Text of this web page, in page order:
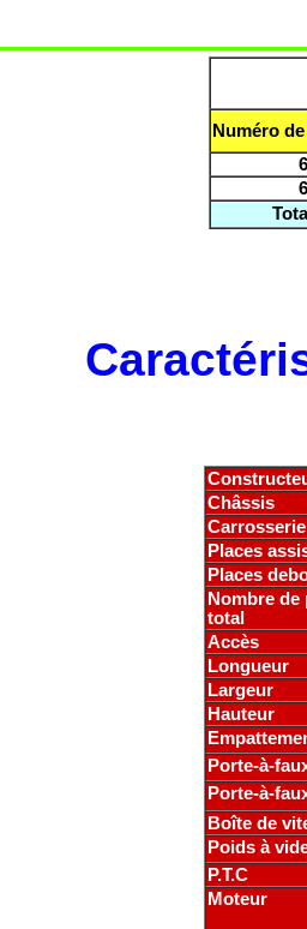
Numéro
Châssis
Carrosserie
Places
Places
Nombre de
total
Accès
Longueur
Largeur
Hauteur
Porte-à-
Porte-à-
Boîte de
Poids à
P.T.C
Moteur